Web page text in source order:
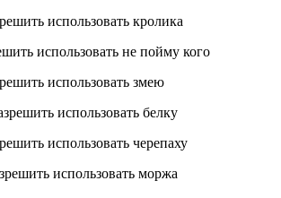
использовать кролика
использовать не пойму кого
использовать змею
использовать белку
использовать черепаху
использовать моржа